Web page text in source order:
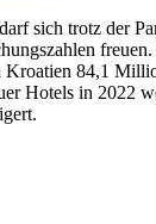
sich trotz der
freuen.
Kroatien 84,1
Hotels in 2022